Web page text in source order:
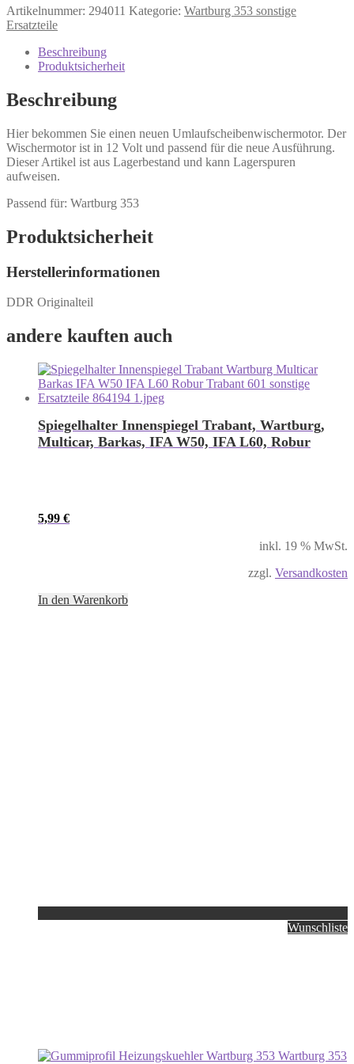
Artikelnummer: 294011 Kategorie: Wartburg 353 sonstige
Ersatzteile
Beschreibung
Produktsicherheit
Beschreibung
Hier bekommen Sie einen neuen Umlaufscheibenwischermotor. Der
Wischermotor ist in 12 Volt und passend für die neue Ausführung.
Dieser Artikel ist aus Lagerbestand und kann Lagerspuren
aufweisen.
Passend für: Wartburg 353
Produktsicherheit
Herstellerinformationen
DDR Originalteil
andere kauften auch
Spiegelhalter Innenspiegel Trabant, Wartburg,
Multicar, Barkas, IFA W50, IFA L60, Robur
5,99 €
inkl. 19 % MwSt.
zzgl. Versandkosten
In den Warenkorb
Wunschliste